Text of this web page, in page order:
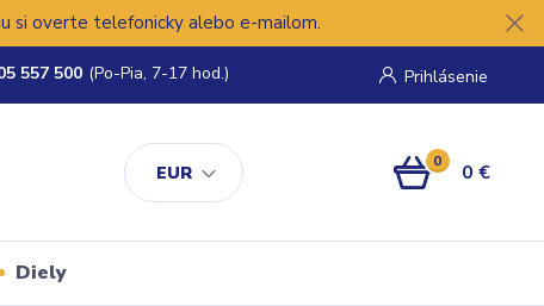
si overte telefonicky alebo e-mailom.
EUR
Prihlásenie
557 500 (Po-Pia, 7-17 hod.)
0 0 €
Diely